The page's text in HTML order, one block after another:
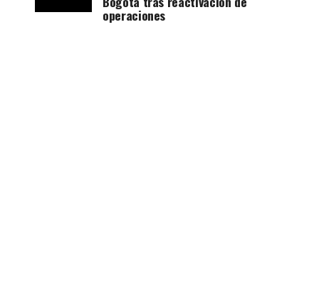
operaciones